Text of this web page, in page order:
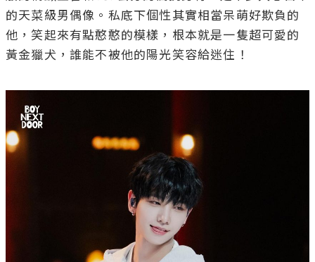
的天菜級男偶像。私底下個性其實相當呆萌好欺負的
他，笑起來有點憨憨的模樣，根本就是一隻超可愛的
黃金獵犬，誰能不被他的陽光笑容給迷住！